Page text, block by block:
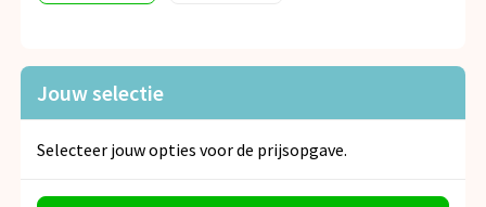
Jouw selectie
Selecteer jouw opties voor de prijsopgave.